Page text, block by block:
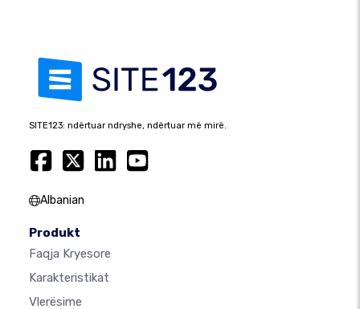
SITE123: ndërtuar ndryshe, ndërtuar më mirë.
Albanian
Produkt
Faqja Kryesore
Karakteristikat
Vlerësime